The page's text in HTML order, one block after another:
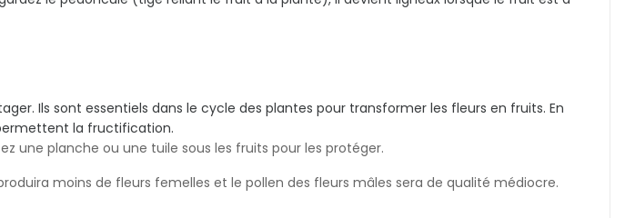
Ils sont essentiels dans le cycle des plantes pour transformer les fleurs en fruits. En
la fructification.
une planche ou une tuile sous les fruits pour les protéger.
moins de fleurs femelles et le pollen des fleurs mâles sera de qualité médiocre.